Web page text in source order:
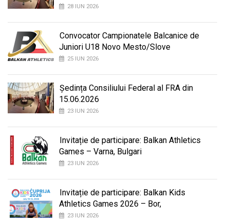
28 IUN 2026
Convocator Campionatele Balcanice de
Juniori U18 Novo Mesto/Slove
25 IUN 2026
Ședința Consiliului Federal al FRA din
15.06.2026
23 IUN 2026
Invitație de participare: Balkan Athletics
Games – Varna, Bulgari
23 IUN 2026
Invitație de participare: Balkan Kids
Athletics Games 2026 – Bor,
23 IUN 2026